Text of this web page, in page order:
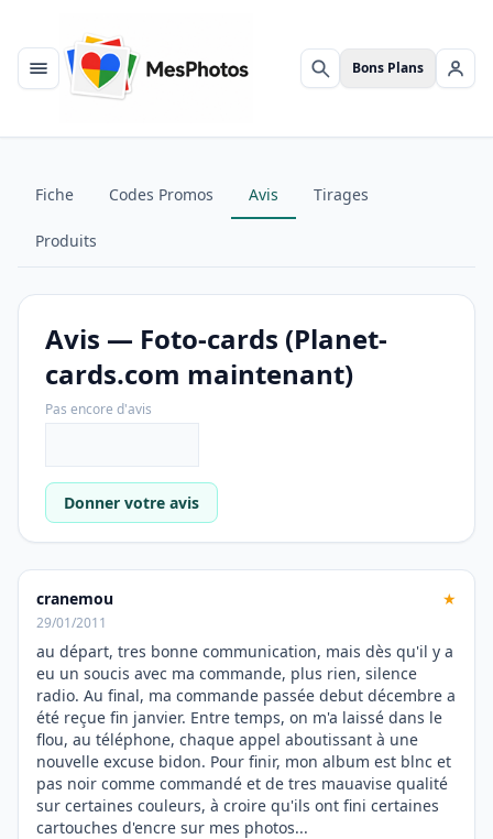
Menu Rechercher
Bons Plans Se
Fiche Codes Promos Avis Tirages
Produits
Avis — Foto-cards (Planet-
cards.com maintenant)
Pas encore d'avis
Donner votre avis
cranemou ★
29/01/2011
au départ, tres bonne communication, mais dès qu'il y a
eu un soucis avec ma commande, plus rien, silence
radio. Au final, ma commande passée debut décembre a
été reçue fin janvier. Entre temps, on m'a laissé dans le
flou, au téléphone, chaque appel aboutissant à une
nouvelle excuse bidon. Pour finir, mon album est blnc et
pas noir comme commandé et de tres mauavise qualité
sur certaines couleurs, à croire qu'ils ont fini certaines
cartouches d'encre sur mes photos...